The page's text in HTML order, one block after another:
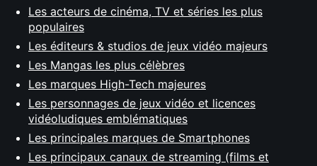
Les acteurs de cinéma, TV et séries les plus
populaires
Les éditeurs & studios de jeux vidéo majeurs
Les Mangas les plus célèbres
Les marques High-Tech majeures
Les personnages de jeux vidéo et licences
vidéoludiques emblématiques
Les principales marques de Smartphones
Les principaux canaux de streaming (films et